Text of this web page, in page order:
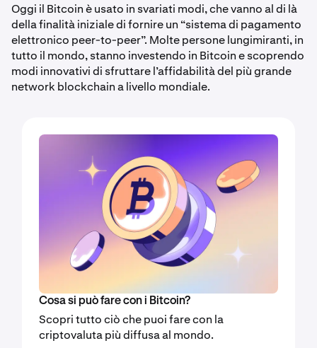
Oggi il Bitcoin è usato in svariati modi, che vanno al di là
della finalità iniziale di fornire un “sistema di pagamento
elettronico peer-to-peer”. Molte persone lungimiranti, in
tutto il mondo, stanno investendo in Bitcoin e scoprendo
modi innovativi di sfruttare l’affidabilità del più grande
network blockchain a livello mondiale.
Cosa si può fare con i Bitcoin?
Scopri tutto ciò che puoi fare con la
criptovaluta più diffusa al mondo.